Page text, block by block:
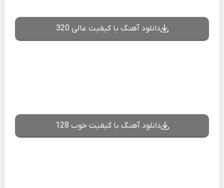
دانلود آهنگ با کیفیت عالی 320
دانلود آهنگ با کیفیت خوب 128